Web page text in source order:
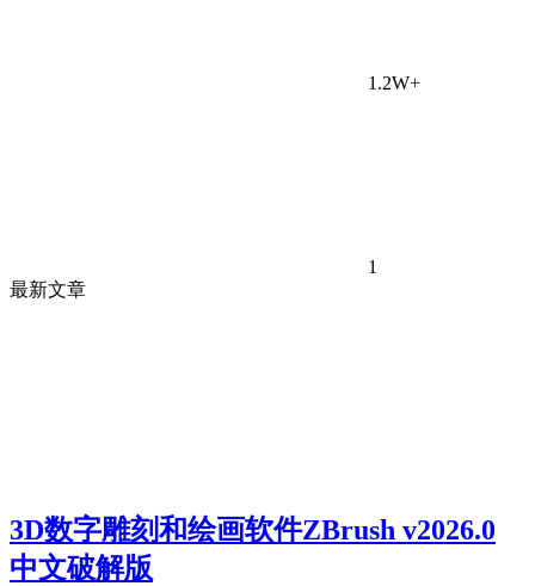
1.2W+
1
最新文章
3D数字雕刻和绘画软件ZBrush v2026.0
中文破解版